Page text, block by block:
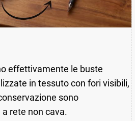
effettivamente le buste
in tessuto con fori visibili,
sono
rete non cava.